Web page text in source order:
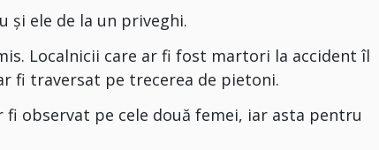
și ele de la un priveghi.
Localnicii care ar fi fost martori la accident îl
fi traversat pe trecerea de pietoni.
observat pe cele două femei, iar asta pentru